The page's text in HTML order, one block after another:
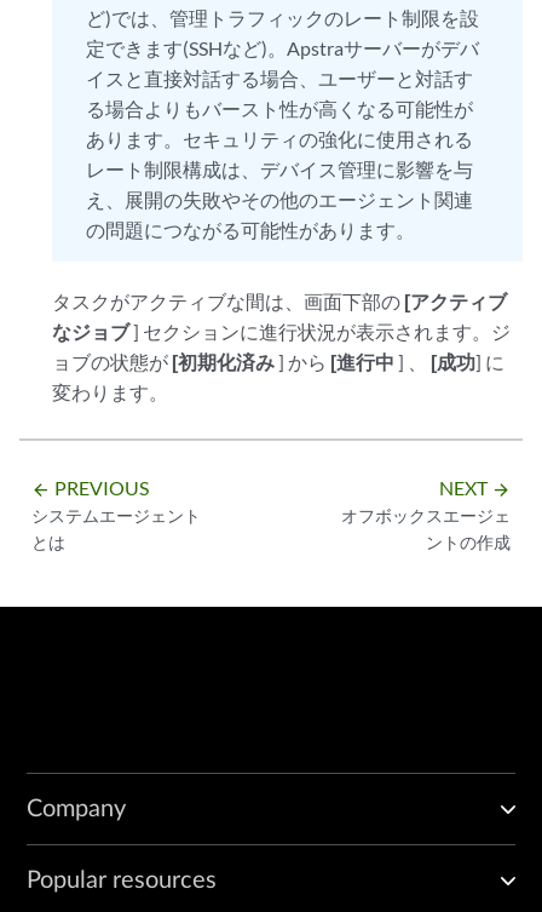
ど)では、管理トラフィックのレート制限を設
定できます(SSHなど)。Apstraサーバーがデバ
イスと直接対話する場合、ユーザーと対話す
る場合よりもバースト性が高くなる可能性が
あります。セキュリティの強化に使用される
レート制限構成は、デバイス管理に影響を与
え、展開の失敗やその他のエージェント関連
の問題につながる可能性があります。
タスクがアクティブな間は、画面下部の [アクティブ
なジョブ] セクションに進行状況が表示されます。ジ
ョブの状態が [初期化済み] から [進行中 ] 、 [成功] に
変わります。
arrow_backward PREVIOUS
システムエージェント
とは
NEXT arrow_forward
オフボックスエージェ
ントの作成
Company
Popular resources